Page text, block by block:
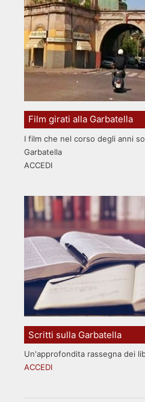
Film girati alla Garbatella
I film che nel corso degli anni
Garbatella
ACCEDI
Scritti sulla Garbatella
Un'approfondita rassegna dei
ACCEDI